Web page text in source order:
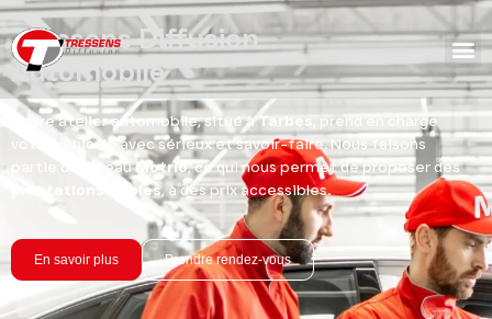
Tressens Diffusion
Automobile
Notre atelier automobile, situé àTarbes, prend en charge
votre véhicule avec sérieux et savoir-faire. Nous faisons
partie du réseauMotrio, ce qui nous permet de proposer des
prestations fiables, à des prix accessibles.
En savoir plus Prendre rendez-vous